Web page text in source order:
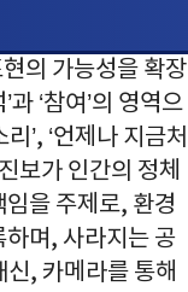
의 가능성을 확장
‘참여’의 영역으
’, ‘언제나 지금처
보가 인간의 정체
임을 주제로, 환경
하며, 사라지는 공
, 카메라를 통해